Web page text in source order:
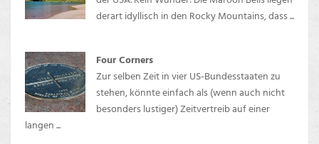
derart idyllisch in den Rocky Mountains, dass ...
Four Corners
Zur selben Zeit in vier US-Bundesstaaten zu
stehen, könnte einfach als (wenn auch nicht
besonders lustiger) Zeitvertreib auf einer
langen ...